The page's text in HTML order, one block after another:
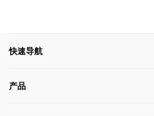
快速导航
产品